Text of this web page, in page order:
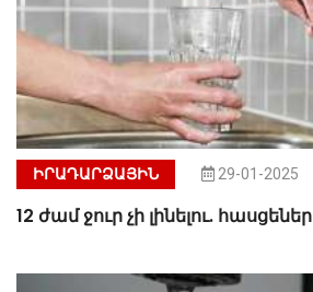
ԻՐԱԴԱՐՁԱՅԻՆ 29-01-2025
12 ժամ ջուր չի լինելու. հասցեներ